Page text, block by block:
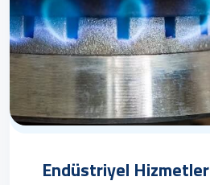
Endüstriyel Hizmetler